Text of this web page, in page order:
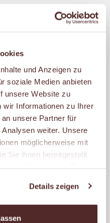
und Anzeigen zu
soziale Medien anbieten
unsere Website zu
wir Informationen zu Ihrer
unsere Partner für
weiter. Unsere
möglicherweise mit
Sie ihnen bereitgestellt
Details zeigen
nicht nur mit Gold
auch so.
Es wird
Filialen
immer knusprig-
später anfängt.
kernig und